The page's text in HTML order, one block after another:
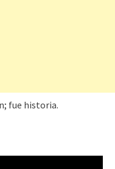
fue historia.